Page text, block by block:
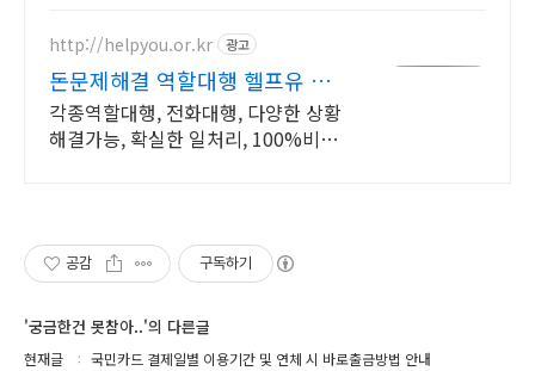
http://helpyou.or.kr 광고
돈문제해결 역할대행 헬프유 다
양하고 어려운 상황해결가능
각종역할대행, 전화대행, 다양한 상황
해결가능, 확실한 일처리, 100%비밀
공감 구독하기
'궁금한건 못참아..'의 다른글
현재글 국민카드 결제일별 이용기간 및 연체 시 바로출금방법 안내